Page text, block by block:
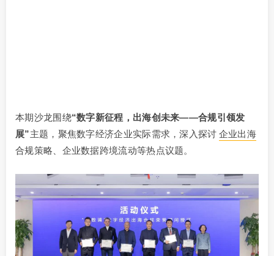
本期沙龙围绕“数字新征程，出海创未来——合规引领发
展”主题，聚焦数字经济企业实际需求，深入探讨 企业出海
合规策略、企业数据跨境流动等热点议题。